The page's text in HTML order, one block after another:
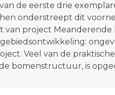
de eerste drie
onderstreept dit
van project Meanderende
Veel van de
bomenstructuur, is